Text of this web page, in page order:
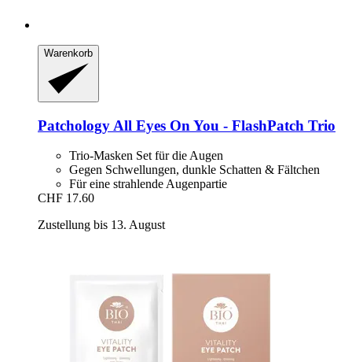
Warenkorb
Patchology All Eyes On You -​ FlashPatch Trio
Trio-Masken Set für die Augen
Gegen Schwellungen, dunkle Schatten & Fältchen
Für eine strahlende Augenpartie
CHF 17.60
Zustellung bis 13. August